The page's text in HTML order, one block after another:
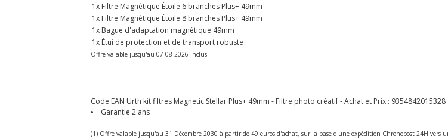
1x Filtre Magnétique Étoile 6 branches Plus+ 49mm
1x Filtre Magnétique Étoile 8 branches Plus+ 49mm
1x Bague d'adaptation magnétique 49mm
1x Étui de protection et de transport robuste
Offre valable jusqu'au 07-08-2026 inclus.
Code EAN Urth kit filtres Magnetic Stellar Plus+ 49mm - Filtre photo créatif - Achat et Prix : 9354842015328
Garantie 2 ans
(1) Offre valable jusqu'au 31 Décembre 2030 à partir de 49 euros d'achat, sur la base d'une expédition Chronopost 24H